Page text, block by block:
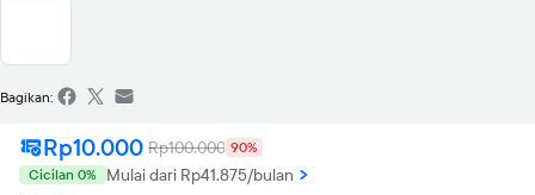
Bagikan:
Rp10.000 Rp100.000 90%
Cicilan 0%
Mulai dari Rp41.875/bulan